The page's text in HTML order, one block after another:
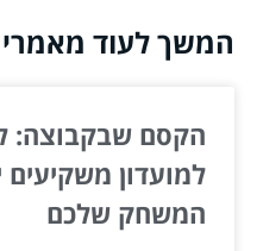
המשך לעוד
הקסם שבקבוצה:
למועדון
המשחק שלכם